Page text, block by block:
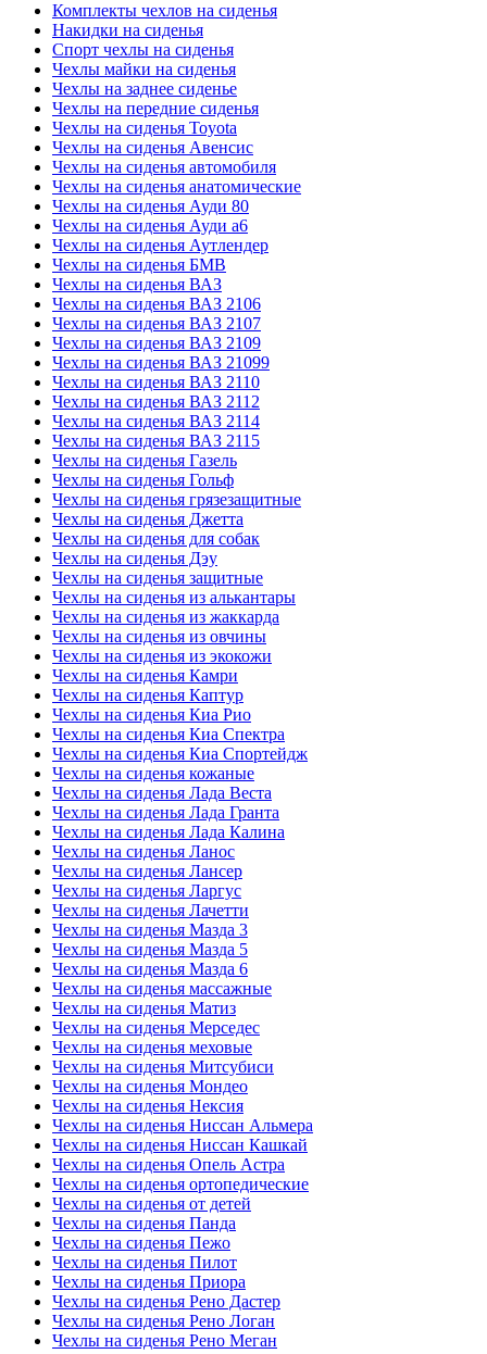
Комплекты чехлов на сиденья
Накидки на сиденья
Спорт чехлы на сиденья
Чехлы майки на сиденья
Чехлы на заднее сиденье
Чехлы на передние сиденья
Чехлы на сиденья Toyota
Чехлы на сиденья Авенсис
Чехлы на сиденья автомобиля
Чехлы на сиденья анатомические
Чехлы на сиденья Ауди 80
Чехлы на сиденья Ауди а6
Чехлы на сиденья Аутлендер
Чехлы на сиденья БМВ
Чехлы на сиденья ВАЗ
Чехлы на сиденья ВАЗ 2106
Чехлы на сиденья ВАЗ 2107
Чехлы на сиденья ВАЗ 2109
Чехлы на сиденья ВАЗ 21099
Чехлы на сиденья ВАЗ 2110
Чехлы на сиденья ВАЗ 2112
Чехлы на сиденья ВАЗ 2114
Чехлы на сиденья ВАЗ 2115
Чехлы на сиденья Газель
Чехлы на сиденья Гольф
Чехлы на сиденья грязезащитные
Чехлы на сиденья Джетта
Чехлы на сиденья для собак
Чехлы на сиденья Дэу
Чехлы на сиденья защитные
Чехлы на сиденья из алькантары
Чехлы на сиденья из жаккарда
Чехлы на сиденья из овчины
Чехлы на сиденья из экокожи
Чехлы на сиденья Камри
Чехлы на сиденья Каптур
Чехлы на сиденья Киа Рио
Чехлы на сиденья Киа Спектра
Чехлы на сиденья Киа Спортейдж
Чехлы на сиденья кожаные
Чехлы на сиденья Лада Веста
Чехлы на сиденья Лада Гранта
Чехлы на сиденья Лада Калина
Чехлы на сиденья Ланос
Чехлы на сиденья Лансер
Чехлы на сиденья Ларгус
Чехлы на сиденья Лачетти
Чехлы на сиденья Мазда 3
Чехлы на сиденья Мазда 5
Чехлы на сиденья Мазда 6
Чехлы на сиденья массажные
Чехлы на сиденья Матиз
Чехлы на сиденья Мерседес
Чехлы на сиденья меховые
Чехлы на сиденья Митсубиси
Чехлы на сиденья Мондео
Чехлы на сиденья Нексия
Чехлы на сиденья Ниссан Альмера
Чехлы на сиденья Ниссан Кашкай
Чехлы на сиденья Опель Астра
Чехлы на сиденья ортопедические
Чехлы на сиденья от детей
Чехлы на сиденья Панда
Чехлы на сиденья Пежо
Чехлы на сиденья Пилот
Чехлы на сиденья Приора
Чехлы на сиденья Рено Дастер
Чехлы на сиденья Рено Логан
Чехлы на сиденья Рено Меган